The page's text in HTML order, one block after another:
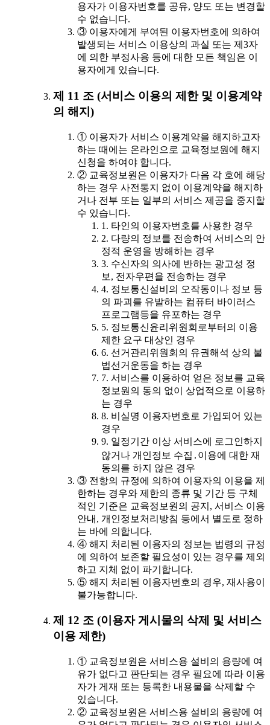
용자가 이용자번호를 공유, 양도 또는 변경할
수 없습니다.
③ 이용자에게 부여된 이용자번호에 의하여
발생되는 서비스 이용상의 과실 또는 제3자
에 의한 부정사용 등에 대한 모든 책임은 이
용자에게 있습니다.
제 11 조 (서비스 이용의 제한 및 이용계약
의 해지)
① 이용자가 서비스 이용계약을 해지하고자
하는 때에는 온라인으로 교육정보원에 해지
신청을 하여야 합니다.
② 교육정보원은 이용자가 다음 각 호에 해당
하는 경우 사전통지 없이 이용계약을 해지하
거나 전부 또는 일부의 서비스 제공을 중지할
수 있습니다.
1. 타인의 이용자번호를 사용한 경우
2. 다량의 정보를 전송하여 서비스의 안
정적 운영을 방해하는 경우
3. 수신자의 의사에 반하는 광고성 정
보, 전자우편을 전송하는 경우
4. 정보통신설비의 오작동이나 정보 등
의 파괴를 유발하는 컴퓨터 바이러스
프로그램등을 유포하는 경우
5. 정보통신윤리위원회로부터의 이용
제한 요구 대상인 경우
6. 선거관리위원회의 유권해석 상의 불
법선거운동을 하는 경우
7. 서비스를 이용하여 얻은 정보를 교육
정보원의 동의 없이 상업적으로 이용하
는 경우
8. 비실명 이용자번호로 가입되어 있는
경우
9. 일정기간 이상 서비스에 로그인하지
않거나 개인정보 수집․이용에 대한 재
동의를 하지 않은 경우
③ 전항의 규정에 의하여 이용자의 이용을 제
한하는 경우와 제한의 종류 및 기간 등 구체
적인 기준은 교육정보원의 공지, 서비스 이용
안내, 개인정보처리방침 등에서 별도로 정하
는 바에 의합니다.
④ 해지 처리된 이용자의 정보는 법령의 규정
에 의하여 보존할 필요성이 있는 경우를 제외
하고 지체 없이 파기합니다.
⑤ 해지 처리된 이용자번호의 경우, 재사용이
불가능합니다.
제 12 조 (이용자 게시물의 삭제 및 서비스
이용 제한)
① 교육정보원은 서비스용 설비의 용량에 여
유가 없다고 판단되는 경우 필요에 따라 이용
자가 게재 또는 등록한 내용물을 삭제할 수
있습니다.
② 교육정보원은 서비스용 설비의 용량에 여